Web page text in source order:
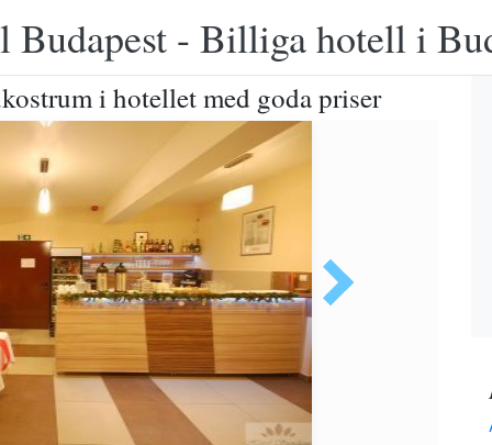
- Billiga hotell i
i hotellet med goda priser